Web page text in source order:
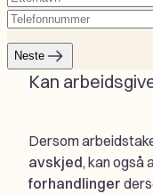
Telefonnummer
Neste
Kan
Dersom
avskjed, kan også
forhandlinger